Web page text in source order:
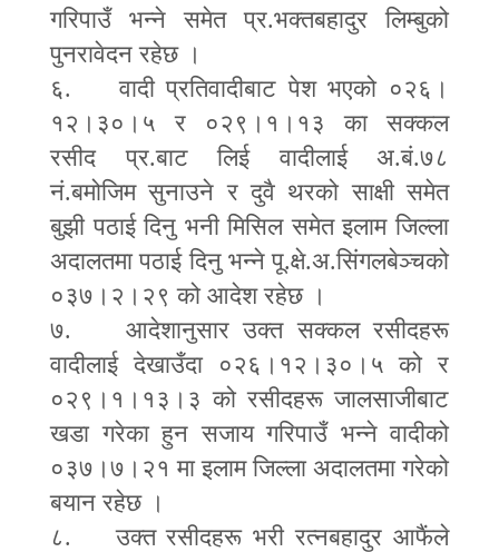
गरिपाउँ भन्ने समेत प्र.भक्तबहादुर लिम्बुको
पुनरावेदन रहेछ ।
६. वादी प्रतिवादीबाट पेश भएको ०२६।
१२।३०।५ र ०२९।१।१३ का सक्कल
रसीद प्र.बाट लिई वादीलाई अ.बं.७८
नं.बमोजिम सुनाउने र दुवै थरको साक्षी समेत
बुझी पठाई दिनु भनी मिसिल समेत इलाम जिल्ला
अदालतमा पठाई दिनु भन्ने पू.क्षे.अ.सिंगलबेञ्चको
०३७।२।२९ को आदेश रहेछ ।
७. आदेशानुसार उक्त सक्कल रसीदहरू
वादीलाई देखाउँदा ०२६।१२।३०।५ को र
०२९।१।१३।३ को रसीदहरू जालसाजीबाट
खडा गरेका हुन सजाय गरिपाउँ भन्ने वादीको
०३७।७।२१ मा इलाम जिल्ला अदालतमा गरेको
बयान रहेछ ।
८. उक्त रसीदहरू भरी रत्नबहादुर आफैंले